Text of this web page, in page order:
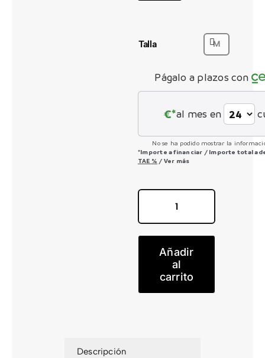
Talla M
Págalo a plazos con
€*al mes en
No se ha podido mostrar la
*Importe a financiar / Importe total
TAE % / Ver más
Eride
910
Evo
2025
Añadir
al
carrito
Descripción